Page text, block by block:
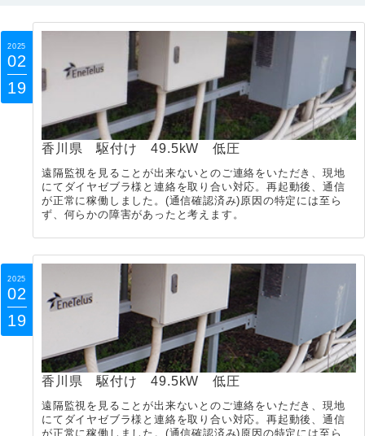
2025
02
19
香川県 駆付け 49.5kW 低圧
遠隔監視を見ることが出来ないとのご連絡をいただき、現地
にてダイヤゼブラ様と連絡を取り合い対応。再起動後、通信
が正常に稼働しました。(通信確認済み)原因の特定には至ら
ず、何らかの障害があったと考えます。
2025
02
19
香川県 駆付け 49.5kW 低圧
遠隔監視を見ることが出来ないとのご連絡をいただき、現地
にてダイヤゼブラ様と連絡を取り合い対応。再起動後、通信
が正常に稼働しました。(通信確認済み)原因の特定には至ら